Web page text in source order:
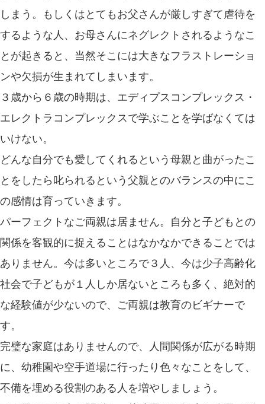
しまう。もしくはとてもお父さんが厳しすぎて虐待を
するような人、お母さんにネグレクトされるようなこ
とが起きると、当然そこには大きなフラストレーショ
ンや欠損が生まれてしまいます。
３歳から６歳の時期は、エディプスコンプレックス・
エレクトラコンプレックスで学ぶことを学ばなくては
いけない。
どんな自分でも愛してくれるという母親と曲がったこ
とをしたら叱られるという父親とのバランスの中にこ
の感情は育っていきます。
パーフェクトなご両親は居ません。自分と子どもとの
関係を客観的に捉えることはなかなかできることでは
ありません。今は多いところで３人、今は少子高齢化
社会で子どもが１人しか居ないところも多く、絶対的
な経験値が少ないので、ご両親は教育のビギナーで
す。
完璧な家庭はありませんので、人間関係が広がる時期
に、幼稚園や空手道場に行ったり色々なことをして、
不備を埋める役割のある人を増やしましょう。